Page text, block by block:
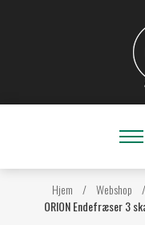
Hjem / Webshop /
ORION Endefræser 3